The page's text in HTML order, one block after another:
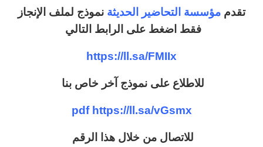
تقدم مؤسسة التحاضير الحديثة نموذج لملف الإنجاز
فقط اضغط على الرابط التالي
https://ll.sa/FMIIx
للاطلاع على نموذج آخر خاص بنا
pdf https://ll.sa/vGsmx
للاتصال من خلال هذا الرقم